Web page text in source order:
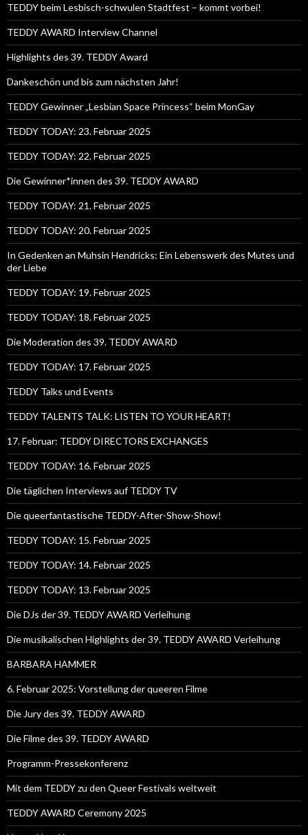
TEDDY beim Lesbisch-schwulen Stadtfest – kommt vorbei!
TEDDY AWARD Interview Channel
Highlights des 39. TEDDY Award
Dankeschön und bis zum nächsten Jahr!
TEDDY Gewinner „Lesbian Space Princess“ beim MonGay
TEDDY TODAY: 23. Februar 2025
TEDDY TODAY: 22. Februar 2025
Die Gewinner*innen des 39. TEDDY AWARD
TEDDY TODAY: 21. Februar 2025
TEDDY TODAY: 20. Februar 2025
In Gedenken an Muhsin Hendricks: Ein Lebenswerk des Mutes und
der Liebe
TEDDY TODAY: 19. Februar 2025
TEDDY TODAY: 18. Februar 2025
Die Moderation des 39. TEDDY AWARD
TEDDY TODAY: 17. Februar 2025
TEDDY Talks und Events
TEDDY TALENTS TALK: LISTEN TO YOUR HEART!
17. Februar: TEDDY DIRECTORS EXCHANGES
TEDDY TODAY: 16. Februar 2025
Die täglichen Interviews auf TEDDY TV
Die queerfantastische TEDDY-After-Show-Show!
TEDDY TODAY: 15. Februar 2025
TEDDY TODAY: 14. Februar 2025
TEDDY TODAY: 13. Februar 2025
Die DJs der 39. TEDDY AWARD Verleihung
Die musikalischen Highlights der 39. TEDDY AWARD Verleihung
BARBARA HAMMER
6. Februar 2025: Vorstellung der queeren Filme
Die Jury des 39. TEDDY AWARD
Die Filme des 39. TEDDY AWARD
Programm-Pressekonferenz
Mit dem TEDDY zu den Queer Festivals weltweit
TEDDY AWARD Ceremony 2025